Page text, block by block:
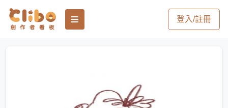
登入/註冊